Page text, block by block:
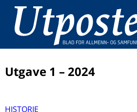
Utgave 1 – 2024
Flyktninghelse
HISTORIE